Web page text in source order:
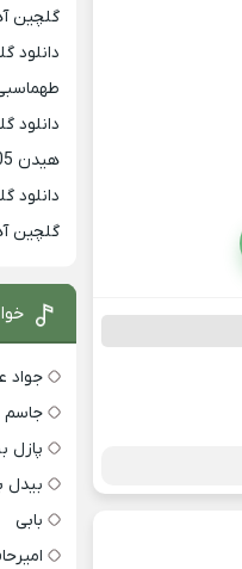
گلچین
دانلود
دانلود
هیدن 1405
دانلود گلچین 100
گلچین
جواد
جاسم
پازل
بیدل
بابی